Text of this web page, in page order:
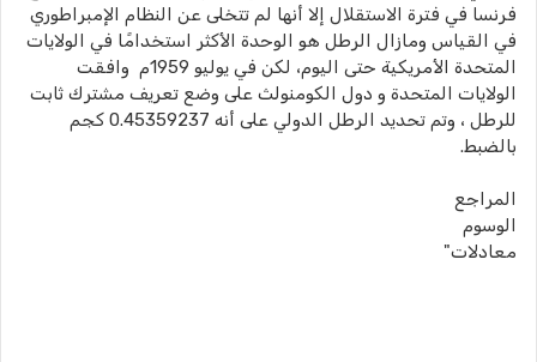
فرنسا في فترة الاستقلال إلا أنها لم تتخلى عن النظام الإمبراطوري
في القياس ومازال الرطل هو الوحدة الأكثر استخدامًا في الولايات
المتحدة الأمريكية حتى اليوم، لكن في يوليو 1959م وافقت
الولايات المتحدة و دول الكومنولث على وضع تعريف مشترك ثابت
للرطل ، وتم تحديد الرطل الدولي على أنه 0.45359237 كجم
بالضبط.
المراجع
الوسوم
معادلات"